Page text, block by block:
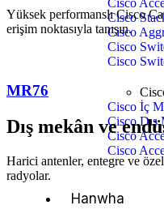
Cisco
Cisco
Cisco
Cisco
Cisco
Cisco İç
Cisco Dış
Cisco
Cisco
Hanwha
Yüksek performanslı Cisco
erişim noktasıyla tanışın.
MR76
Dış mekân ve
Harici antenler, entegre ve
radyolar.